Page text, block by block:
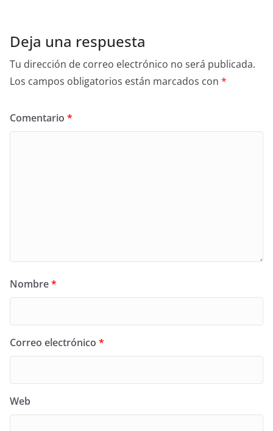
Deja una respuesta
Tu dirección de correo electrónico no será publicada.
Los campos obligatorios están marcados con *
Comentario *
Nombre*
Correo electrónico *
Web